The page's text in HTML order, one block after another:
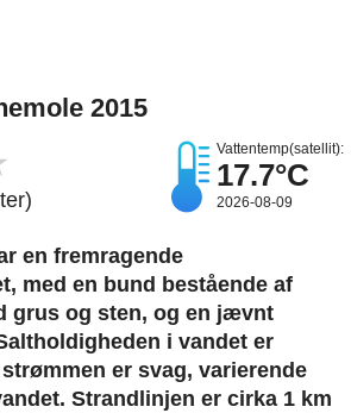
2015
Vattentemp(satellit):
17.7°C
2026-08-09
en fremragende
med en bund bestående af
grus og sten, og en jævnt
i vandet er
er svag, varierende
Strandlinjen er cirka 1 km